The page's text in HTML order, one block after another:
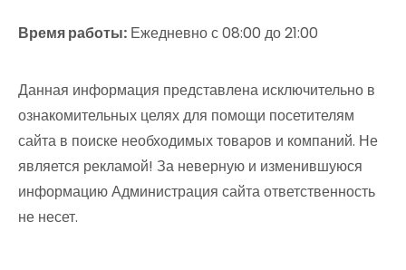
Время работы: Ежедневно с 08:00 до 21:00
Данная информация представлена исключительно в
ознакомительных целях для помощи посетителям
сайта в поиске необходимых товаров и компаний. Не
является рекламой! За неверную и изменившуюся
информацию Администрация сайта ответственность
не несет.